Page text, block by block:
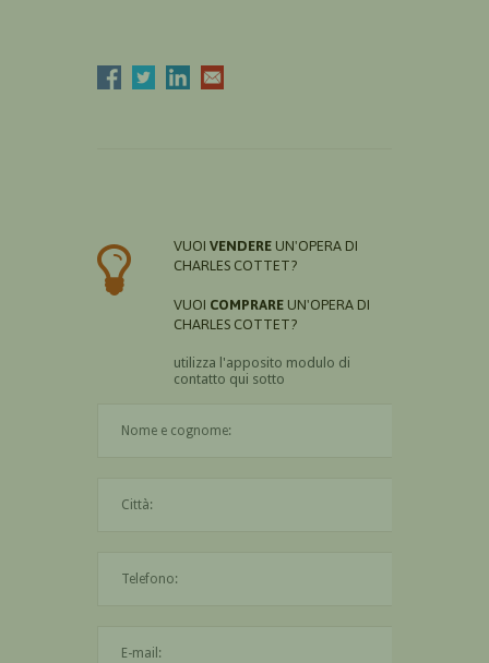
VUOI VENDERE UN'OPERA DI
CHARLES COTTET?
VUOI COMPRARE UN'OPERA DI
CHARLES COTTET?
utilizza l'apposito modulo di
contatto qui sotto